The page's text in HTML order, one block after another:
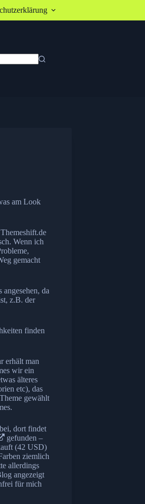
am Look
Themeshift.de
Wenn ich
gemacht
da
z.B. der
finden
erhält man
wir ein
älteres
etc), das
gewählt
dort findet
gefunden –
(42 USD)
ziemlich
allerdings
angezeigt
für mich